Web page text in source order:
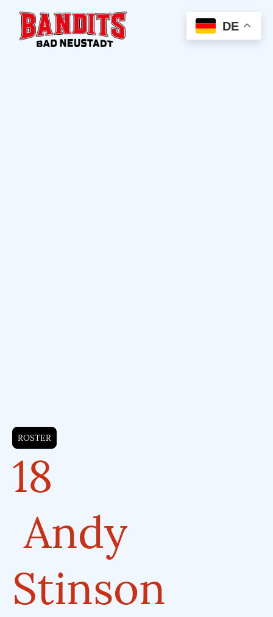
ROSTER
18
Andy
Stinson
DE